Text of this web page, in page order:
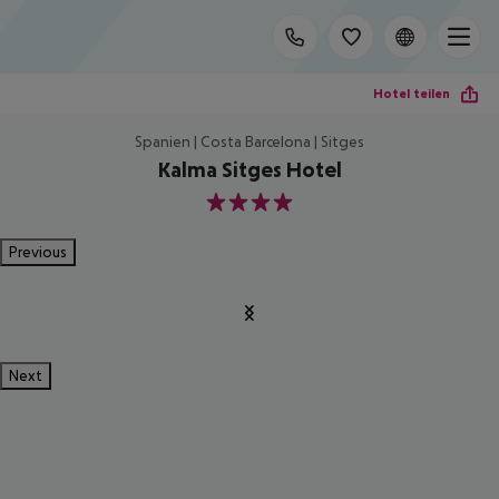
Hotel teilen
Spanien | Costa Barcelona | Sitges
Kalma Sitges Hotel
4
Previous
Next